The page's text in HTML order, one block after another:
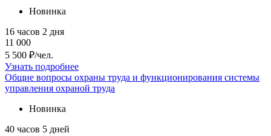
Новинка
16 часов 2 дня
11 000
5 500 ₽/чел.
Узнать подробнее
Общие вопросы охраны труда и функционирования системы
управления охраной труда
Новинка
40 часов 5 дней